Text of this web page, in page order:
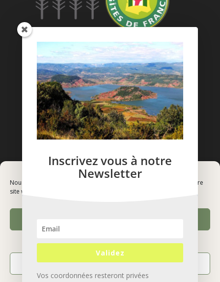
Nous utilisons des cookies pour optimiser votre expérience sur notre
site web. Pour en savoir plus, vous pouvez consulter notre
Refuser
Voir les préférences
Inscrivez vous à notre
Newsletter
Validez
Vos coordonnées resteront privées